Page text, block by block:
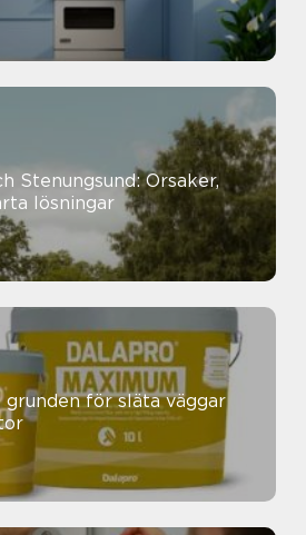
Stenungsund: Orsaker,
lösningar
grunden för släta väggar